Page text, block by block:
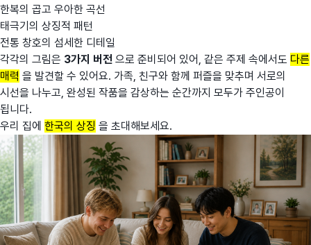
한복의 곱고 우아한 곡선
태극기의 상징적 패턴
전통 창호의 섬세한 디테일
각각의 그림은 3가지 버전 으로 준비되어 있어, 같은 주제 속에서도 다른
매력 을 발견할 수 있어요. 가족, 친구와 함께 퍼즐을 맞추며 서로의
시선을 나누고, 완성된 작품을 감상하는 순간까지 모두가 주인공이
됩니다.
우리 집에 한국의 상징 을 초대해보세요.